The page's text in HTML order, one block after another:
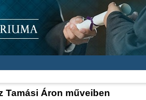
Tamási Áron műveiben